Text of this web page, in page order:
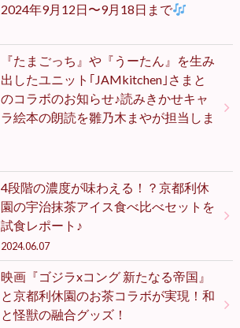
2024年9月12日〜9月18日まで
『たまごっち』や『うーたん』を生み
出したユニット｢JAMkitchen｣さまと
のコラボのお知らせ♪読みきかせキャ
ラ絵本の朗読を雛乃木まやが担当しま
4段階の濃度が味わえる！？京都利休
園の宇治抹茶アイス食べ比べセットを
試食レポート♪
2024.06.07
映画『ゴジラxコング 新たなる帝国』
と京都利休園のお茶コラボが実現！和
と怪獣の融合グッズ！